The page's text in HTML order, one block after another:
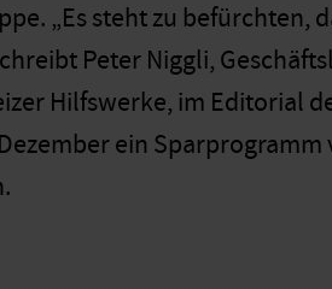
„Es steht zu befürchten,
Peter Niggli,
Hilfswerke, im Editorial
ein